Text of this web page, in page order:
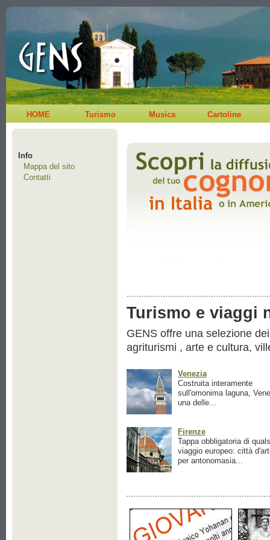
HOME Turismo Musica Cartoline
Info
Mappa del sito
Contatti
Turismo e viaggi
GENS offre una selezione
agriturismi , arte e cultura,
Venezia
Costruita interamente
sull'omonima laguna,
una delle...
Firenze
Tappa obbligatoria di
viaggio europeo: città
per antonomasia...